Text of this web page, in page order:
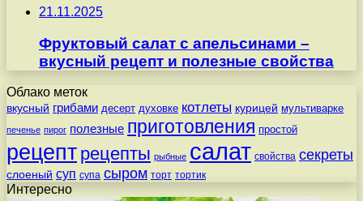
21.11.2025
Фруктовый салат с апельсинами –
вкусный рецепт и полезные свойства
Облако меток
вкусный грибами десерт духовке котлеты курицей мультиварке
печенье пирог полезные приготовления простой
рецепт рецепты рыбные салат свойства секреты
слоеный суп супа сыром торт тортик
Интересно